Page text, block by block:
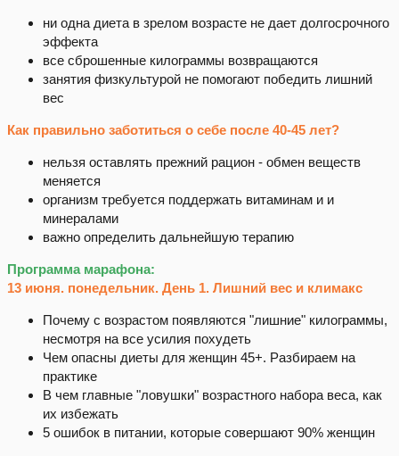
ни одна диета в зрелом возрасте не дает долгосрочного
эффекта
все сброшенные килограммы возвращаются
занятия физкультурой не помогают победить лишний
вес
Как правильно заботиться о себе после 40-45 лет?
нельзя оставлять прежний рацион - обмен веществ
меняется
организм требуется поддержать витаминам и и
минералами
важно определить дальнейшую терапию
Программа марафона:
13 июня. понедельник. День 1. Лишний вес и климакс
Почему с возрастом появляются "лишние" килограммы,
несмотря на все усилия похудеть
Чем опасны диеты для женщин 45+. Разбираем на
практике
В чем главные "ловушки" возрастного набора веса, как
их избежать
5 ошибок в питании, которые совершают 90% женщин